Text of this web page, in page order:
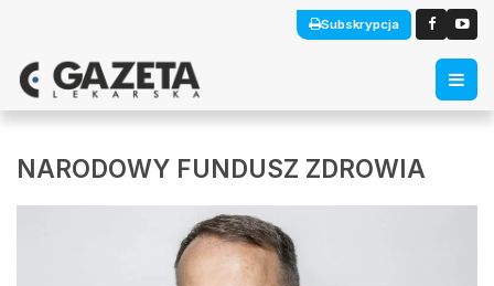
Subskrypcja
NARODOWY FUNDUSZ ZDROWIA